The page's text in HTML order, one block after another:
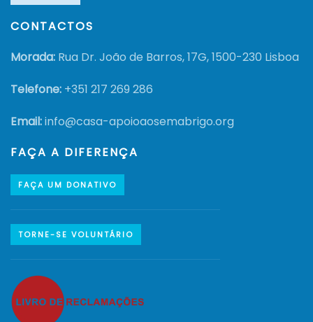
CONTACTOS
Morada: Rua Dr. João de Barros, 17G, 1500-230 Lisboa
Telefone: +351 217 269 286
Email:info@casa-apoioaosemabrigo.org
FAÇA A DIFERENÇA
FAÇA UM DONATIVO
TORNE-SE VOLUNTÁRIO